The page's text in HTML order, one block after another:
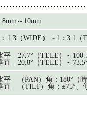
～10mm
1.3（WIDE）～1：3.1（
平 27.7°（TELE）～
直 20.8°（TELE）～
平 （PAN）角：180°（
直 （TILT）角：±75°、